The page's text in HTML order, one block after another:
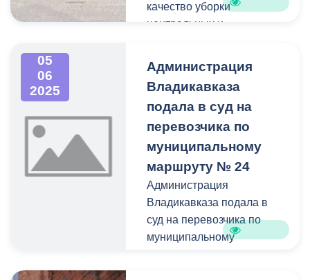
качество уборки
центральных и
Информация о
нарушениях передается в
соответствующие службы
для оперативного
устранения.
Работа проводится
ежедневно, и в будни, и в
05
06
2025
Администрация
Владикавказа
подала в суд на
перевозчика по
муниципальному
маршруту № 24
Администрация
Владикавказа подала в
суд на перевозчика по
муниципальному